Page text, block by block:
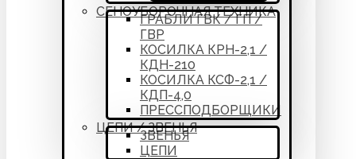
СЕНОУБОРОЧНАЯ ТЕХНИКА
ГРАБЛИ ГВК / ГП /
ГВР
КОСИЛКА КРН-2,1 /
КДН-210
КОСИЛКА КСФ-2,1 /
КДП-4,0
ПРЕССПОДБОРЩИКИ
ЦЕПИ / ЗВЕНЬЯ
ЗВЕНЬЯ
ЦЕПИ